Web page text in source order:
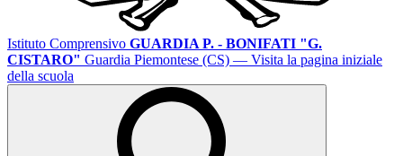
Istituto Comprensivo GUARDIA P. - BONIFATI "G.
CISTARO" Guardia Piemontese (CS) — Visita la pagina iniziale
della scuola